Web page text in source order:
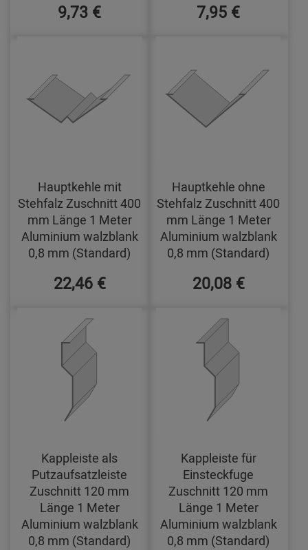
9,73 € 7,95 €
Hauptkehle mit
Stehfalz Zuschnitt 400
mm Länge 1 Meter
Aluminium walzblank
0,8 mm (Standard)
22,46 €
Hauptkehle ohne
Stehfalz Zuschnitt 400
mm Länge 1 Meter
Aluminium walzblank
0,8 mm (Standard)
20,08 €
Kappleiste als
Putzaufsatzleiste
Zuschnitt 120 mm
Länge 1 Meter
Aluminium walzblank
0,8 mm (Standard)
Kappleiste für
Einsteckfuge
Zuschnitt 120 mm
Länge 1 Meter
Aluminium walzblank
0,8 mm (Standard)